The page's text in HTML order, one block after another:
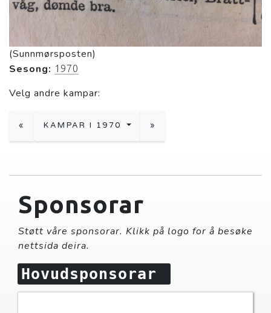
(Sunnmørsposten)
Sesong: 1970
Velg andre kampar:
« KAMPAR I 1970 »
Sponsorar
Støtt våre sponsorar. Klikk på logo for å besøke
nettsida deira.
Hovudsponsorar